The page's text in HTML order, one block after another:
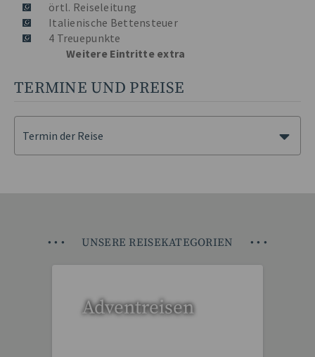
örtl. Reiseleitung
Italienische Bettensteuer
4 Treuepunkte
Weitere Eintritte extra
TERMINE UND PREISE
Termin der Reise
• • • UNSERE REISEKATEGORIEN • • •
Adventreisen